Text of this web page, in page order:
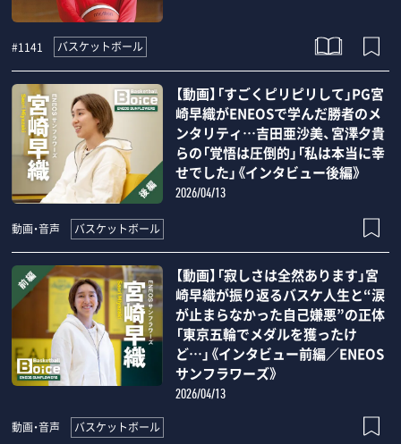
#1141 バスケットボール
【動画】「すごくピリピリして」PG宮
崎早織がENEOSで学んだ勝者のメ
ンタリティ…吉田亜沙美、宮澤夕貴
らの「覚悟は圧倒的」「私は本当に幸
せでした」《インタビュー後編》
2026/04/13
動画・音声 バスケットボール
【動画】「寂しさは全然あります」宮
崎早織が振り返るバスケ人生と“涙
が止まらなかった自己嫌悪”の正体
「東京五輪でメダルを獲ったけ
ど…」《インタビュー前編／ENEOS
サンフラワーズ》
2026/04/13
動画・音声 バスケットボール